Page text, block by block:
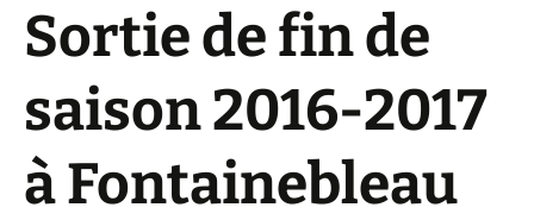
Sortie de fin de
saison 2016-2017
à Fontainebleau